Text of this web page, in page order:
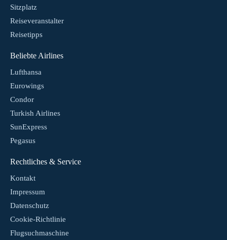
Sitzplatz
Reiseveranstalter
Reisetipps
Beliebte Airlines
Lufthansa
Eurowings
Condor
Turkish Airlines
SunExpress
Pegasus
Rechtliches & Service
Kontakt
Impressum
Datenschutz
Cookie-Richtlinie
Flugsuchmaschine